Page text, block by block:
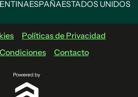
ESPAÑAESTADOS UNIDOS
Políticas de Privacidad
Contacto